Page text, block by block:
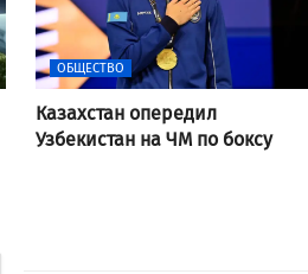
ОБЩЕСТВО
Казахстан опередил
Узбекистан на ЧМ по боксу